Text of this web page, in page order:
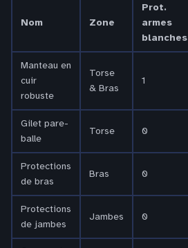
Nom Zone
Prot.
armes
blanches
Manteau en
cuir
robuste
Torse
& Bras
1
Gilet pare-
balle
Torse 0
Protections
de bras
Bras 0
Protections
de jambes
Jambes 0